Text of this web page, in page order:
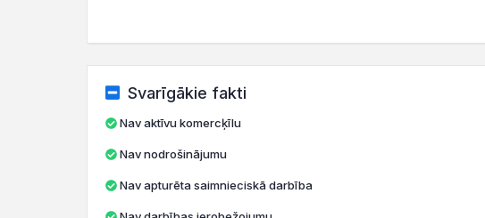
Svarīgākie fakti
Nav aktīvu komercķīlu
Nav nodrošinājumu
Nav apturēta saimnieciskā darbība